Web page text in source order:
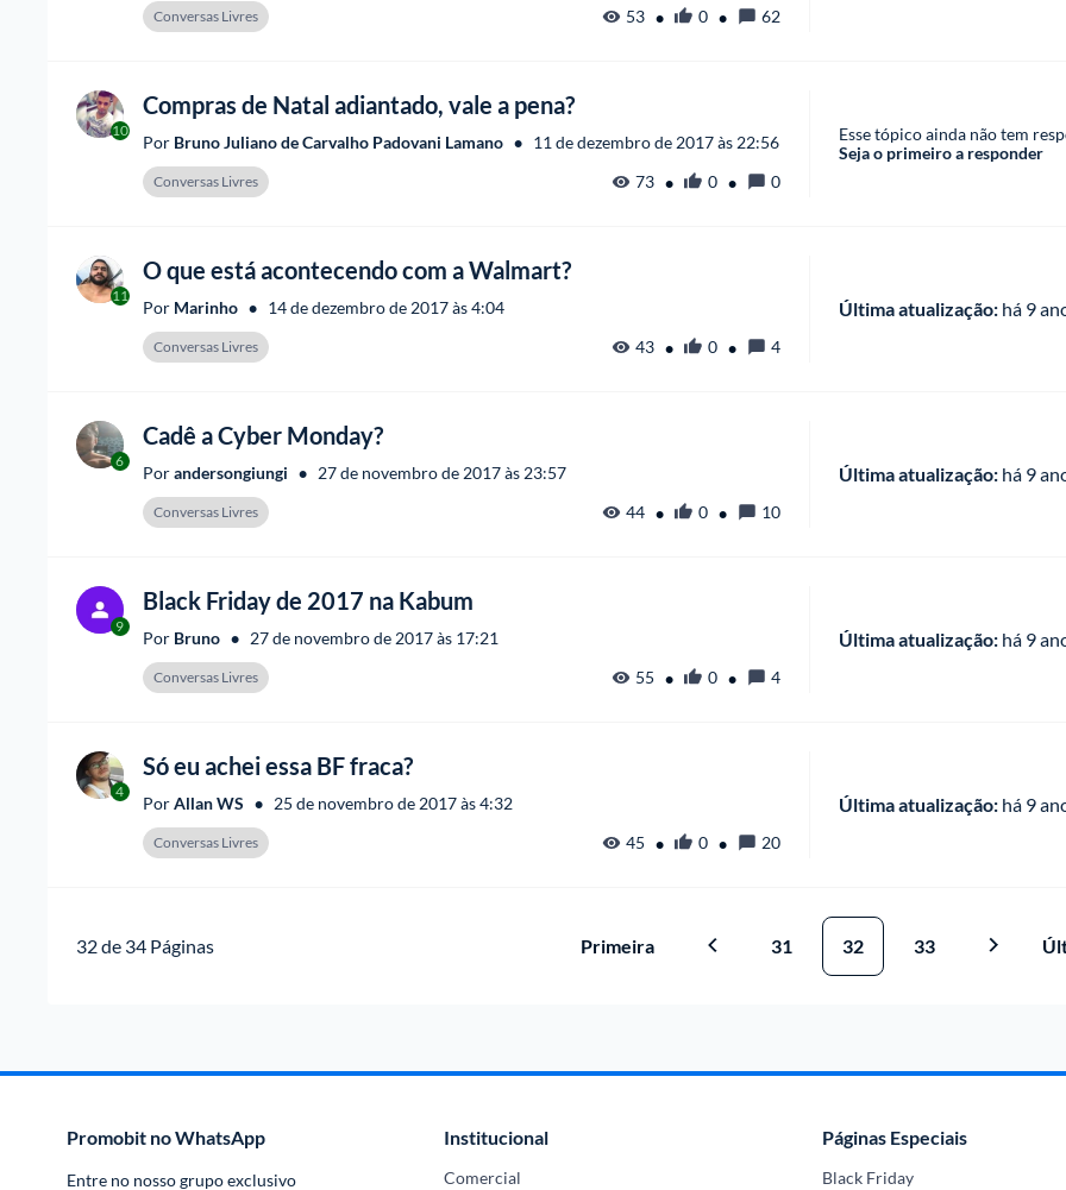
Conversas Livres 53 • 0 • 62
10
Compras de Natal adiantado, vale a pena?
Por Bruno Juliano de Carvalho Padovani Lamano • 11 de dezembro de 2017 às 22:56
Conversas Livres 73 • 0 • 0
Esse tópico ainda não tem
Seja o primeiro a responder
11
O que está acontecendo com a Walmart?
Por Marinho • 14 de dezembro de 2017 às 4:04
Conversas Livres 43 • 0 • 4
Última atualização: há 9
6
Cadê a Cyber Monday?
Por andersongiungi • 27 de novembro de 2017 às 23:57
Conversas Livres 44 • 0 • 10
Última atualização: há 9
9
Black Friday de 2017 na Kabum
Por Bruno • 27 de novembro de 2017 às 17:21
Conversas Livres 55 • 0 • 4
Última atualização: há 9
4
Só eu achei essa BF fraca?
Por Allan WS • 25 de novembro de 2017 às 4:32
Conversas Livres 45 • 0 • 20
Última atualização: há 9
32 de 34 Páginas Primeira 31 32 33
Promobit no WhatsApp
Entre no nosso grupo exclusivo
Institucional
Comercial
Páginas Especiais
Black Friday